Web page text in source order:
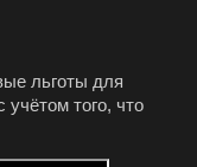
льготы для
того, что